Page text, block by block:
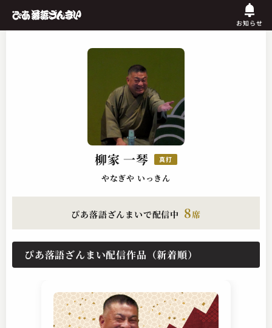
お知らせ
柳家 一琴 真打
やなぎや いっきん
ぴあ落語ざんまいで配信中 8席
ぴあ落語ざんまい配信作品（新着順）